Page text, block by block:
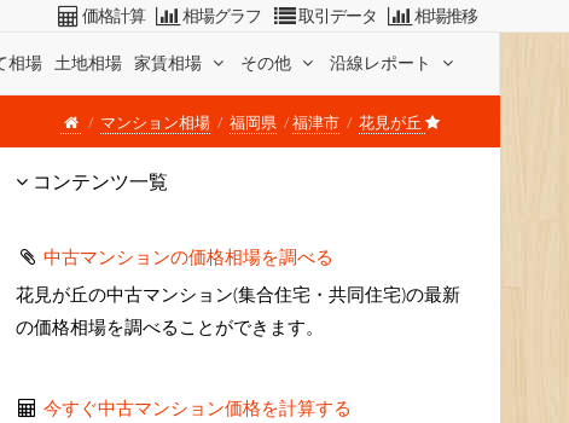
相場 土地相場 家賃相場 その他 沿線レポート
価格計算 相場グラフ 取引データ 相場推移
マンション相場 福岡県 福津市 花見が丘
コンテンツ一覧
中古マンションの価格相場を調べる
花見が丘の中古マンション(集合住宅・共同住宅)の最新
の価格相場を調べることができます。
今すぐ中古マンション価格を計算する